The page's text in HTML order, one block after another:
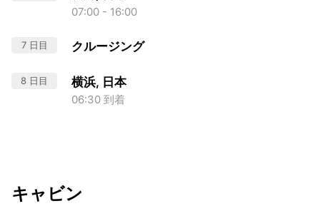
07:00 - 16:00
7 日目 クルージング
8 日目 横浜, 日本
06:30 到着
キャビン